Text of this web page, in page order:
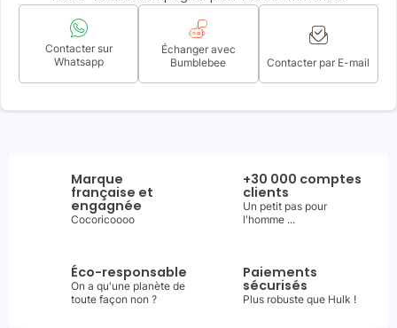
Contacter sur
Whatsapp
Échanger avec
Bumblebee
Contacter par E-mail
Marque
française et
engagnée
Cocoricoooo
+30 000 comptes
clients
Un petit pas pour
l'homme ...
Éco-responsable
On a qu'une planète de
toute façon non ?
Paiements
sécurisés
Plus robuste que Hulk !